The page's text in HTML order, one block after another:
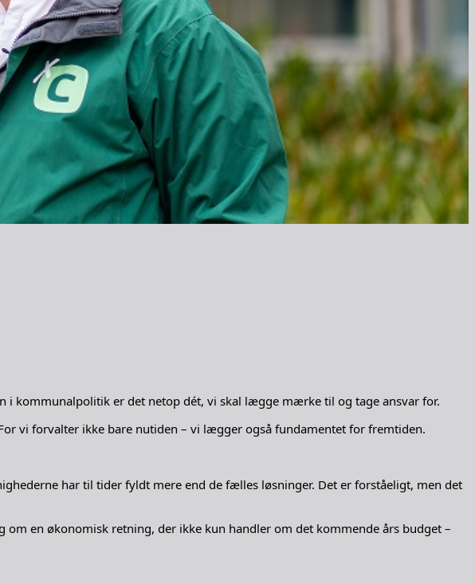
kommunalpolitik er det netop dét, vi skal lægge mærke til og tage ansvar for.
vi forvalter ikke bare nutiden – vi lægger også fundamentet for fremtiden.
har til tider fyldt mere end de fælles løsninger. Det er forståeligt, men det
en økonomisk retning, der ikke kun handler om det kommende års budget –